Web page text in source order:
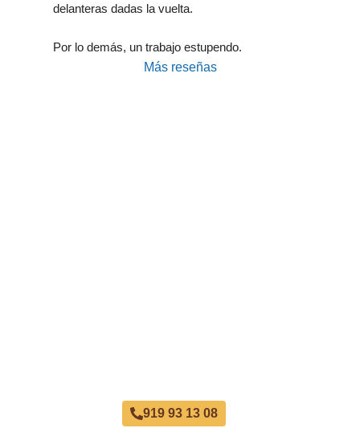
delanteras dadas la vuelta.
Por lo demás, un trabajo estupendo.
Más reseñas
919 93 13 08